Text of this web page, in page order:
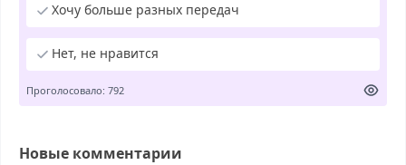
Хочу больше разных передач
Нет, не нравится
Проголосовало: 792
Новые комментарии